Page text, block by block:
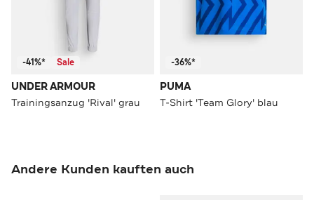
-41%* Sale
UNDER ARMOUR
Trainingsanzug 'Rival' grau
-36%*
PUMA
T-Shirt 'Team Glory' blau
Andere Kunden kauften auch